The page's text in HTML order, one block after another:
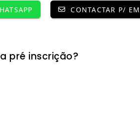
CONTACTAR P/
pré inscrição?